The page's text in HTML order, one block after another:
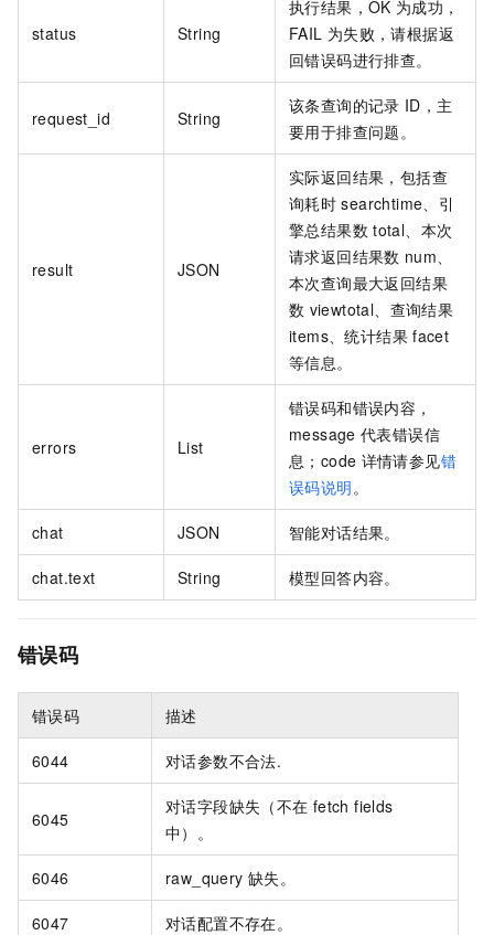
status String
执行结果，OK 为成功，
FAIL 为失败，请根据返
回错误码进行排查。
request_id String
该条查询的记录 ID，主
要用于排查问题。
result JSON
实际返回结果，包括查
询耗时 searchtime、引
擎总结果数 total、本次
请求返回结果数 num、
本次查询最大返回结果
数 viewtotal、查询结果
items、统计结果 facet
等信息。
errors List
错误码和错误内容，
message 代表错误信
息；code 详情请参见错
误码说明 。
chat JSON 智能对话结果。
chat.text String 模型回答内容。
错误码
错误码 描述
6044 对话参数不合法.
6045
对话字段缺失（不在 fetch fields
中）。
6046 raw_query 缺失。
6047 对话配置不存在。